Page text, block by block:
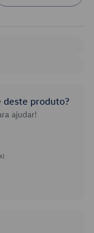
deste produto?
ajudar!